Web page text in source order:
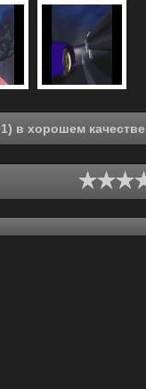
Смотреть онлайн Инициал «Ди»: Экстра-стадия (2001) в хорошем качестве